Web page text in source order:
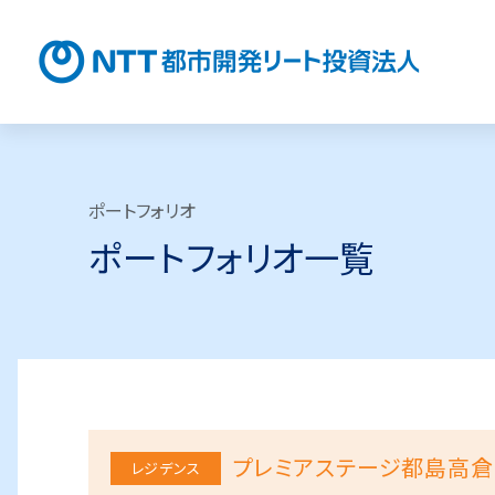
ポートフォリオ
ポートフォリオ一覧
レジデンス プレミアステージ都島高